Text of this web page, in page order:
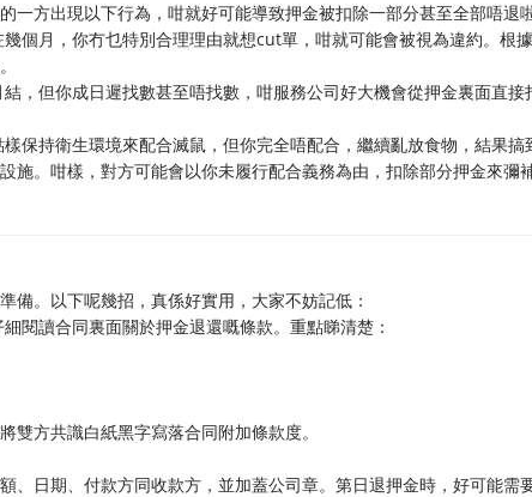
方出現以下行為，咁就好可能導致押金被扣除一部分甚至全部唔退
個月，你冇乜特別合理理由就想cut單，咁就可能會被視為違約。根
，但你成日遲找數甚至唔找數，咁服務公司好大機會從押金裏面直接
保持衛生環境來配合滅鼠，但你完全唔配合，繼續亂放食物，結果搞
施。咁樣，對方可能會以你未履行配合義務為由，扣除部分押金來彌
備。以下呢幾招，真係好實用，大家不妨記低：
閱讀合同裏面關於押金退還嘅條款。重點睇清楚：
方共識白紙黑字寫落合同附加條款度。
、日期、付款方同收款方，並加蓋公司章。第日退押金時，好可能需